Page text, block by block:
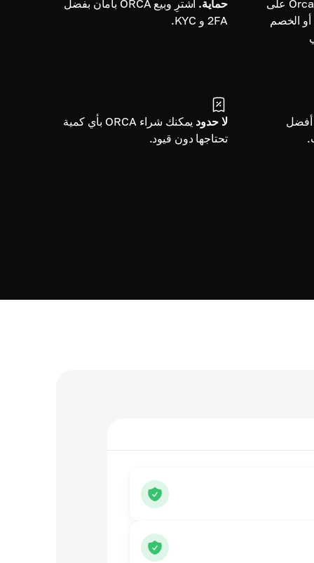
اشترِ Orca على
أو الخصم
حماية.
اشترِ وبيع ORCA بأمان بفضل
2FA و KYC.
لا حدود
يمكنك شراء ORCA بأي كمية
تحتاجها دون قيود.